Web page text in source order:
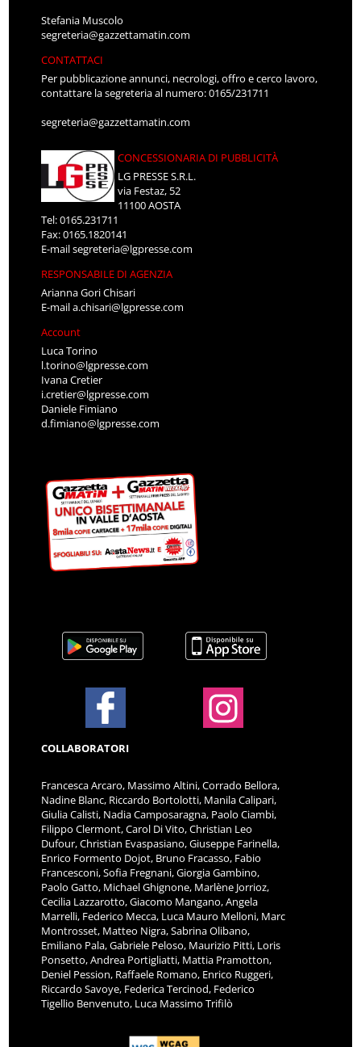
Stefania Muscolo
segreteria@gazzettamatin.com
CONTATTACI
Per pubblicazione annunci, necrologi, offro e cerco lavoro,
contattare la segreteria al numero: 0165/231711
segreteria@gazzettamatin.com
CONCESSIONARIA DI PUBBLICITÀ
LG PRESSE S.R.L.
via Festaz, 52
11100 AOSTA
Tel: 0165.231711
Fax: 0165.1820141
E-mailsegreteria@lgpresse.com
RESPONSABILE DI AGENZIA
Arianna Gori Chisari
E-maila.chisari@lgpresse.com
Account
Luca Torino
l.torino@lgpresse.com
Ivana Cretier
i.cretier@lgpresse.com
Daniele Fimiano
d.fimiano@lgpresse.com
COLLABORATORI
Francesca Arcaro, Massimo Altini, Corrado Bellora,
Nadine Blanc, Riccardo Bortolotti, Manila Calipari,
Giulia Calisti, Nadia Camposaragna, Paolo Ciambi,
Filippo Clermont, Carol Di Vito, Christian Leo
Dufour, Christian Evaspasiano, Giuseppe Farinella,
Enrico Formento Dojot, Bruno Fracasso, Fabio
Francesconi, Sofia Fregnani, Giorgia Gambino,
Paolo Gatto, Michael Ghignone, Marlène Jorrioz,
Cecilia Lazzarotto, Giacomo Mangano, Angela
Marrelli, Federico Mecca, Luca Mauro Melloni, Marc
Montrosset, Matteo Nigra, Sabrina Olibano,
Emiliano Pala, Gabriele Peloso, Maurizio Pitti, Loris
Ponsetto, Andrea Portigliatti, Mattia Pramotton,
Deniel Pession, Raffaele Romano, Enrico Ruggeri,
Riccardo Savoye, Federica Tercinod, Federico
Tigellio Benvenuto, Luca Massimo Trifilò